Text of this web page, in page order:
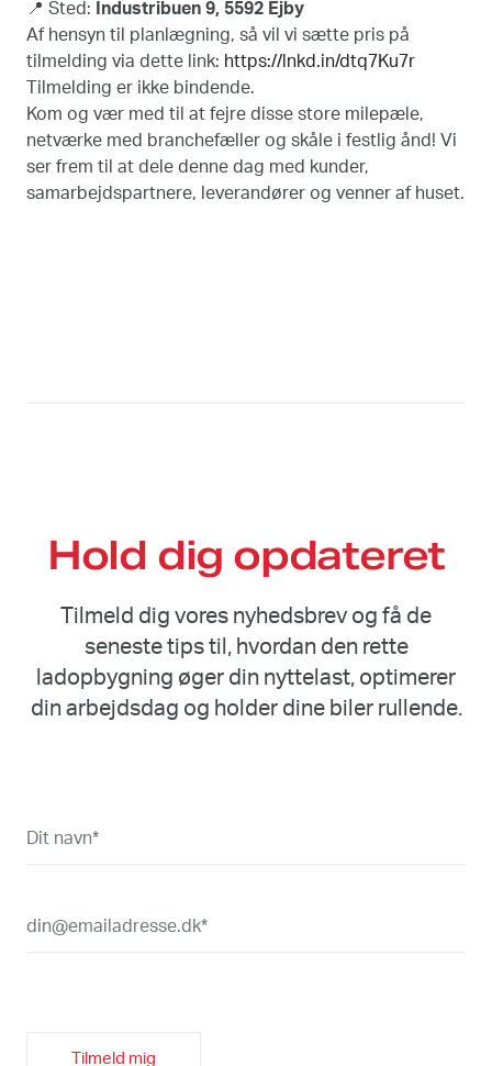
📍 Sted:
Industribuen 9, 5592 Ejby
Af hensyn til planlægning, så vil vi sætte pris på
tilmelding via dette link: https://lnkd.in/dtq7Ku7r
Tilmelding er ikke bindende.
Kom og vær med til at fejre disse store milepæle,
netværke med branchefæller og skåle i festlig ånd! Vi
ser frem til at dele denne dag med kunder,
samarbejdspartnere, leverandører og venner af huset.
Hold dig opdateret
Tilmeld dig vores nyhedsbrev og få de
seneste tips til, hvordan den rette
ladopbygning øger din nyttelast, optimerer
din arbejdsdag og holder dine biler rullende.